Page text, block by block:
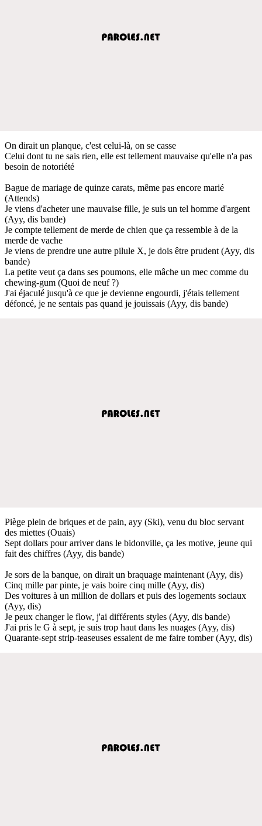
On dirait un planque, c'est celui-là, on se casse
Celui dont tu ne sais rien, elle est tellement mauvaise qu'elle n'a pas
besoin de notoriété
Bague de mariage de quinze carats, même pas encore marié
(Attends)
Je viens d'acheter une mauvaise fille, je suis un tel homme d'argent
(Ayy, dis bande)
Je compte tellement de merde de chien que ça ressemble à de la
merde de vache
Je viens de prendre une autre pilule X, je dois être prudent (Ayy, dis
bande)
La petite veut ça dans ses poumons, elle mâche un mec comme du
chewing-gum (Quoi de neuf ?)
J'ai éjaculé jusqu'à ce que je devienne engourdi, j'étais tellement
défoncé, je ne sentais pas quand je jouissais (Ayy, dis bande)
Piège plein de briques et de pain, ayy (Ski), venu du bloc servant
des miettes (Ouais)
Sept dollars pour arriver dans le bidonville, ça les motive, jeune qui
fait des chiffres (Ayy, dis bande)
Je sors de la banque, on dirait un braquage maintenant (Ayy, dis)
Cinq mille par pinte, je vais boire cinq mille (Ayy, dis)
Des voitures à un million de dollars et puis des logements sociaux
(Ayy, dis)
Je peux changer le flow, j'ai différents styles (Ayy, dis bande)
J'ai pris le G à sept, je suis trop haut dans les nuages (Ayy, dis)
Quarante-sept strip-teaseuses essaient de me faire tomber (Ayy, dis)